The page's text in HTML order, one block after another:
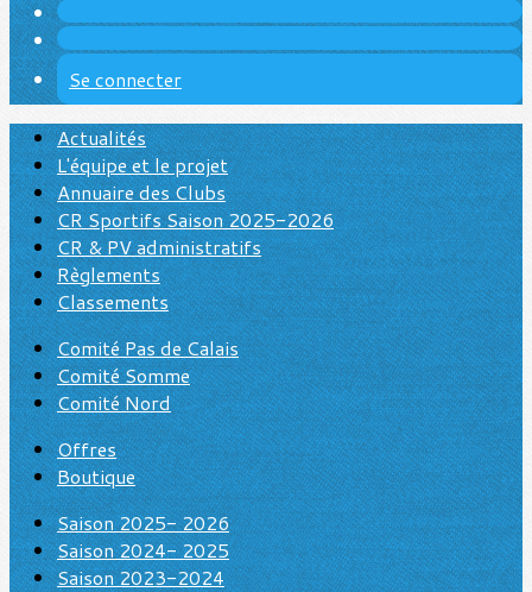
Se connecter
Actualités
L'équipe et le projet
Annuaire des Clubs
CR Sportifs Saison 2025-2026
CR & PV administratifs
Règlements
Classements
Comité Pas de Calais
Comité Somme
Comité Nord
Offres
Boutique
Saison 2025- 2026
Saison 2024- 2025
Saison 2023-2024